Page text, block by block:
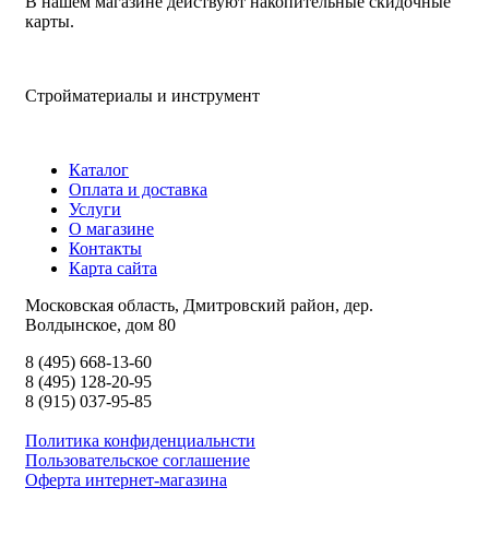
карты.
Стройматериалы и инструмент
Каталог
Оплата и доставка
Услуги
О магазине
Контакты
Карта сайта
Московская область, Дмитровский район, дер.
Волдынское, дом 80
8 (495) 668-13-60
8 (495) 128-20-95
8 (915) 037-95-85
Политика конфиденциальнсти
Пользовательское соглашение
Оферта интернет-магазина